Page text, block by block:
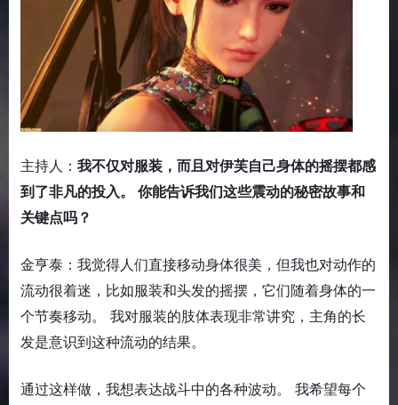
主持人： 我不仅对服装，而且对伊芙自己身体的摇摆都感
到了非凡的投入。 你能告诉我们这些震动的秘密故事和
关键点吗？
金亨泰：我觉得人们直接移动身体很美，但我也对动作的
流动很着迷，比如服装和头发的摇摆，它们随着身体的一
个节奏移动。 我对服装的肢体表现非常讲究，主角的长
发是意识到这种流动的结果。
通过这样做，我想表达战斗中的各种波动。 我希望每个